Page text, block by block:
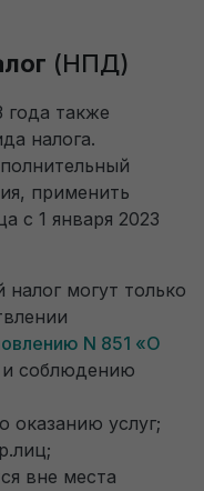
(НПД)
года также
налога.
применить
с 1 января 2023
могут только
N 851 «О
и соблюдению
оказанию услуг;
вне места